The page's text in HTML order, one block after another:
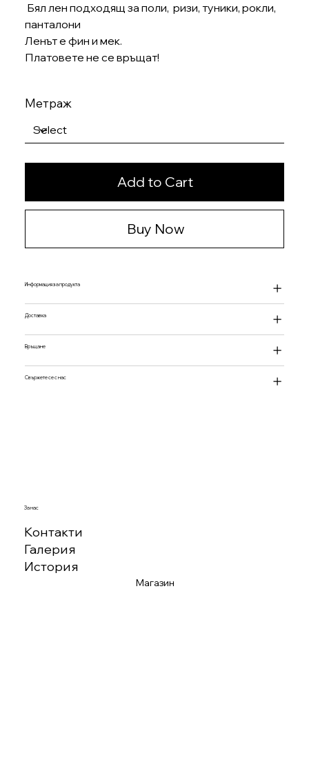
Бял лен подходящ за поли, ризи, туники, рокли,
панталони
Ленът е фин и мек.
Платовете не се връщат!
Метраж
Add to Cart
Buy Now
Информация за продукта
Доставка
Връщане
Свържете се с нас
За нас
Контакти
Галерия
История
Магазин